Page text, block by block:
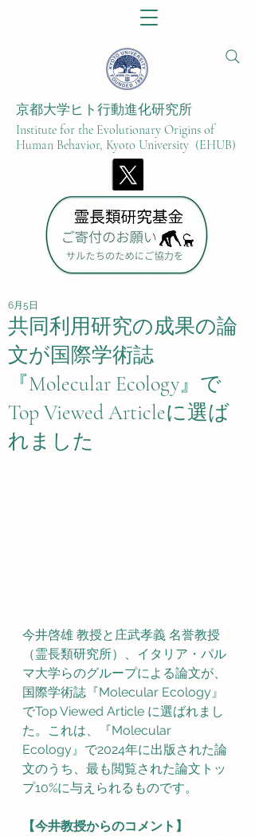
京都大学ヒト行動進化研究所​
Institute for the Evolutionary Origins of
Human Behavior, Kyoto University (EHUB)
共同利用研究の成果の論
文が国際学術誌
『Molecular Ecology』で
Top Viewed Articleに選ば
れました
6月5日
今井啓雄 教授と庄武孝義 名誉教授
（霊長類研究所）、イタリア・パル
マ大学らのグループによる論文が、
国際学術誌『Molecular Ecology』
でTop Viewed Article に選ばれまし
た。これは、『Molecular
Ecology』で2024年に出版された論
文のうち、最も閲覧された論文トッ
プ10%に与えられるものです。
【今井教授からのコメント】